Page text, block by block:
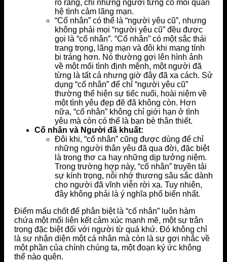
rõ ràng, chỉ những người từng có mối quan
hệ tình cảm lãng mạn.
“Cố nhân” có thể là “người yêu cũ”, nhưng
không phải mọi “người yêu cũ” đều được
gọi là “cố nhân”. “Cố nhân” có một sắc thái
trang trọng, lãng mạn và đôi khi mang tính
bi tráng hơn. Nó thường gợi lên hình ảnh
về một mối tình định mệnh, một người đã
từng là tất cả nhưng giờ đây đã xa cách. Sử
dụng “cố nhân” để chỉ “người yêu cũ”
thường thể hiện sự tiếc nuối, hoài niệm về
một tình yêu đẹp đẽ đã không còn. Hơn
nữa, “cố nhân” không chỉ giới hạn ở tình
yêu mà còn có thể là bạn bè thân thiết.
Cố nhân và Người đã khuất:
Đôi khi, “cố nhân” cũng được dùng để chỉ
những người thân yêu đã qua đời, đặc biệt
là trong thơ ca hay những dịp tưởng niệm.
Trong trường hợp này, “cố nhân” truyền tải
sự kính trọng, nỗi nhớ thương sâu sắc dành
cho người đã vĩnh viễn rời xa. Tuy nhiên,
đây không phải là ý nghĩa phổ biến nhất.
Điểm mấu chốt để phân biệt là “cố nhân” luôn hàm
chứa một mối liên kết cảm xúc mạnh mẽ, một sự trân
trọng đặc biệt đối với người từ quá khứ. Đó không chỉ
là sự nhận diện một cá nhân mà còn là sự gợi nhắc về
một phần của chính chúng ta, một đoạn ký ức không
thể nào quên.